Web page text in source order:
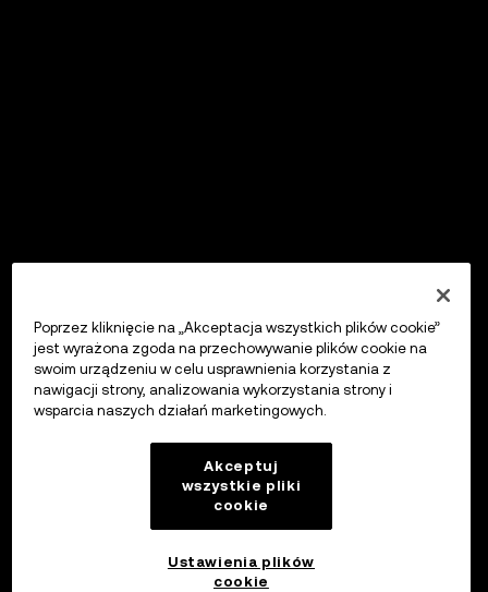
Poprzez kliknięcie na „Akceptacja wszystkich plików cookie”
jest wyrażona zgoda na przechowywanie plików cookie na
swoim urządzeniu w celu usprawnienia korzystania z
nawigacji strony, analizowania wykorzystania strony i
wsparcia naszych działań marketingowych.
Akceptuj
wszystkie pliki
cookie
Ustawienia plików
cookie